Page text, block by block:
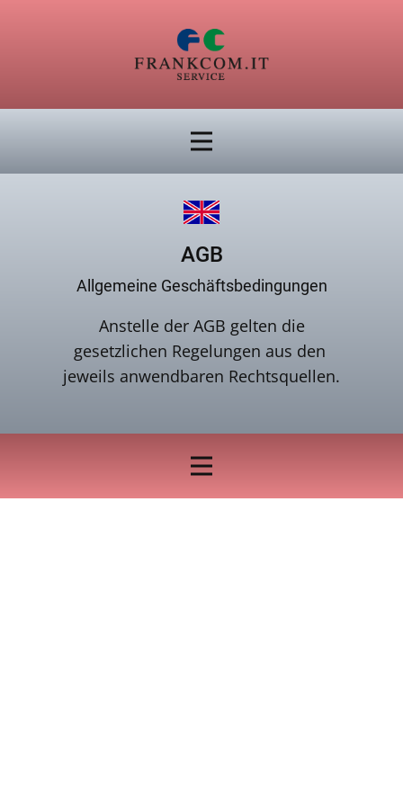
AGB
Allgemeine Geschäftsbedingungen
Anstelle der AGB gelten die
gesetzlichen Regelungen aus den
jeweils anwendbaren Rechtsquellen.